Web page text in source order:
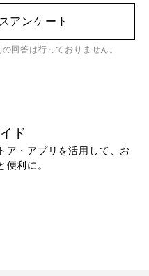
アンケート
回答は行っておりません。
ド
ア・アプリを活用して、お
便利に。